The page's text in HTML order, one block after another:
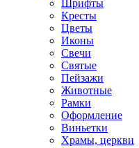
Шрифты
Кресты
Цветы
Иконы
Свечи
Святые
Пейзажи
Животные
Рамки
Оформление
Виньетки
Храмы, церкви